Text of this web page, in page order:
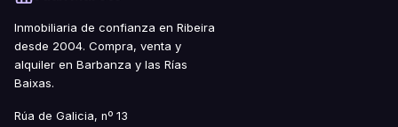
Inmobiliaria de confianza en Ribeira
desde 2004. Compra, venta y
alquiler en Barbanza y las Rías
Baixas.
Rúa de Galicia, nº 13